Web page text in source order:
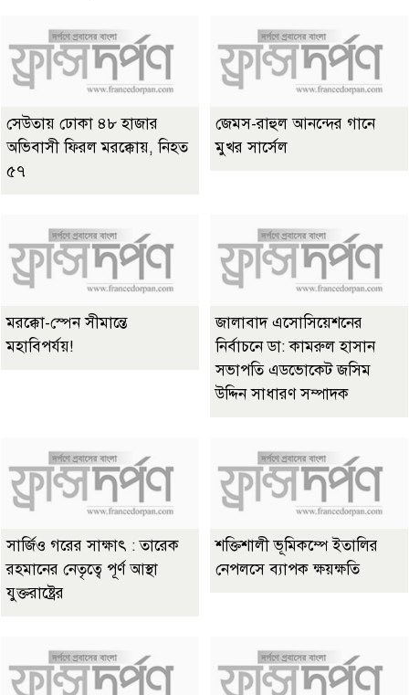
সেউতায় ঢোকা ৪৮ হাজার
অভিবাসী ফিরল মরক্কোয়, নিহত
৫৭
জেমস-রাহুল আনন্দের গানে
মুখর সার্সেল
মরক্কো-স্পেন সীমান্তে
মহাবিপর্যয়!
জালাবাদ এসোসিয়েশনের
নির্বাচনে ডা: কামরুল হাসান
সভাপতি এডভোকেট জসিম
উদ্দিন সাধারণ সম্পাদক
সার্জিও গরের সাক্ষাৎ : তারেক
রহমানের নেতৃত্বে পূর্ণ আস্থা
যুক্তরাষ্ট্রের
শক্তিশালী ভূমিকম্পে ইতালির
নেপলসে ব্যাপক ক্ষয়ক্ষতি